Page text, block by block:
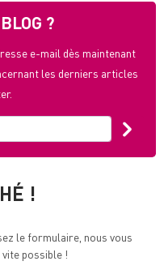
?
e-mail dès maintenant
les derniers articles
!
le formulaire, nous vous
possible !